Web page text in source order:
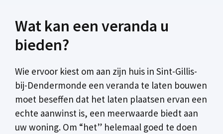
Wat kan een veranda u
bieden?
Wie ervoor kiest om aan zijn huis in Sint-Gillis-
bij-Dendermonde een veranda te laten bouwen
moet beseffen dat het laten plaatsen ervan een
echte aanwinst is, een meerwaarde biedt aan
uw woning. Om “het” helemaal goed te doen